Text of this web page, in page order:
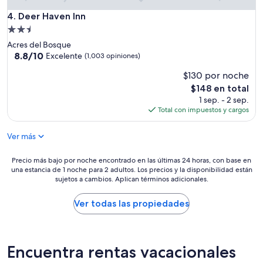
y
o
d
u
o
e
t
4. Deer Haven Inn
Deer Haven Inn
Propiedad
de
2.5
Acres del Bosque
8.8
8.8/10 Excelente (1,003 opiniones)
$130 por noche
El
precio
actual
es
$148 en total
1 sep. - 2 sep.
Total con impuestos y cargos
Ver más
Precio
más
últimas
24
Precio más bajo por noche encontrado en las últimas 24 horas, con base en
una estancia de 1 noche para 2 adultos. Los precios y la disponibilidad están
sujetos a cambios. Aplican términos adicionales.
Ver todas las propiedades
Encuentra rentas vacacionales